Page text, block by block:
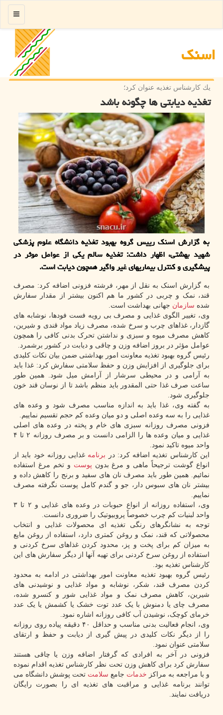
اسنك
منو
یك كارشناس تغذیه عنوان كرد؛
تغذیه دیابتی ها چگونه باشد
به گزارش اسنک رییس گروه بهبود تغذیه دانشگاه علوم پزشکی
شهید بهشتی، اظهار داشت: تغذیه سالم یکی از عوامل موثر در
پیشگیری و کنترل بیماریهای غیر واگیر همچون دیابت است.
به گزارش اسنک به نقل از مهر، فرشته فزونی اضافه کرد: مصرف
قند، نمک و چربی در کشور ما هم اکنون بیشتر از مقدار سفارش
شده سازمان جهانی بهداشت است.
وی، تغییر الگوی غذایی و مصرف بی رویه فست فودها، نوشابه های
گازدار، غذاهای چرب و سرخ شده، مصرف زیاد مواد قندی و شیرین،
کاهش مصرف میوه و سبزی و نداشتن تحرک بدنی کافی را همچون
عوامل مؤثر در بروز اضافه وزن و چاقی و دیابت در کشور برشمرد.
رئیس گروه بهبود تغذیه معاونت امور بهداشتی ضمن بیان نکات کلیدی
برای جلوگیری از افزایش وزن و حفظ سلامتی سفارش کرد: غذا باید
به آرامی و در محیطی سرشار از آرامش میل شود. همین طور
ساعت صرف غذا حتی المقدور باید منظم باشد تا از نوسان قند خون
جلوگیری شود.
به گفته وی، غذا باید به اندازه مناسب مصرف شود و وعده های
غذایی را به سه وعده اصلی و دو میان وعده کم حجم تقسیم نماییم.
فزونی مصرف روزانه سبزی های خام و پخته در وعده های اصلی
غذایی و میان وعده ها را الزامی دانست و بر مصرف روزانه ۲ تا ۴
واحد میوه تاکید نمود.
این کارشناس تغذیه اضافه کرد: در برنامه غذایی روزانه خود باید از
انواع گوشت ترجیحاً ماهی و مرغ بدون پوست و تخم مرغ استفاده
نمائیم. همین طور باید مصرف نان های سفید و برنج را کاهش داده و
بیشتر نان های سبوس دار، جو و گندم کامل پوست نگرفته مصرف
نماییم.
وی، استفاده روزانه از انواع حبوبات در وعده های غذایی و ۲ تا ۳
واحد لبنیات کم چرب خصوصاً پروبیوتیک را ضروری دانست.
توجه به نشانگرهای رنگی تغذیه ای محصولات غذایی و انتخاب
محصولاتی که قند، نمک و روغن کمتری دارد، استفاده از روغن مایع
به میزان کم برای پخت و پز، محدود کردن غذاهای سرخ کردنی و
استفاده از روغن سرخ کردنی برای تهیه آنها از دیگر سفارش های این
کارشناس تغذیه بود.
رئیس گروه بهبود تغذیه معاونت امور بهداشتی در ادامه به محدود
کردن مصرف قند، شکر، نوشابه و مواد غذایی و نوشیدنی های
شیرین، کاهش مصرف نمک و مواد غذایی شور و کنسرو شده،
مصرف چای یا دمنوش با یک عدد توت خشک یا کشمش یا یک عدد
خرمای کوچک، نوشیدن آب کافی روزانه اشاره نمود.
وی، انجام فعالیت بدنی مناسب و حداقل ۴۰ دقیقه پیاده روی روزانه
را از دیگر نکات کلیدی در پیش گیری از دیابت و حفظ و ارتقای
سلامتی عنوان نمود.
فزونی در آخر به افرادی که گرفتار اضافه وزن یا چاقی هستند
سفارش کرد برای کاهش وزن تحت نظر کارشناس تغذیه اقدام نموده
و با مراجعه به مراکز خدمات جامع سلامت تحت پوشش دانشگاه می
توانند برنامه غذایی و مراقبت های تغذیه ای را بصورت رایگان
دریافت نمایند.